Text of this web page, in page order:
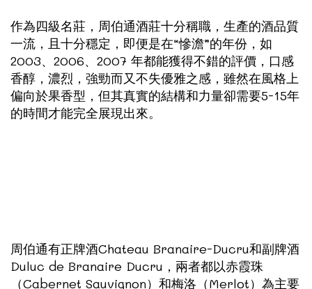
作為四級名莊，周伯通酒莊十分稱職，生產的酒品質
一流，且十分穩定，即便是在“慘澹”的年份，如
2003、2006、2007 年都能獲得不錯的評價，口感
香醇，濃烈，強勁而又不失優雅之感，雖然在風格上
偏向於果香型，但其真實的結構和力量卻需要5-15年
的時間才能完全展現出來。
周伯通有正牌酒Chateau Branaire-Ducru和副牌酒
Duluc de Branaire Ducru，兩者都以赤霞珠
（Cabernet Sauvignon）和梅洛（Merlot）為主要